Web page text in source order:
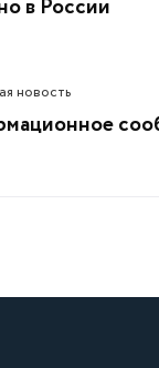
в России
новость